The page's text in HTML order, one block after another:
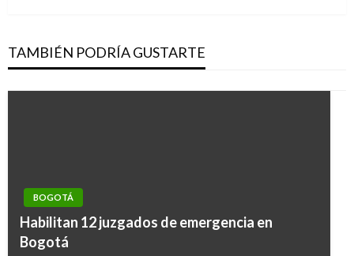
TAMBIÉN PODRÍA GUSTARTE
BOGOTÁ
Habilitan 12 juzgados de emergencia en
Bogotá
BOGOTÁ
Distrito invita a los bogotanos a no arrojar
basura en las calles para evitar futuras